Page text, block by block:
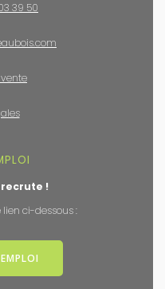
39 50
recrute !
ci-dessous :